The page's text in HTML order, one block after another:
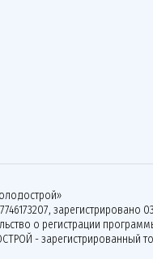
зарегистрировано
о регистрации
- зарегистрированный